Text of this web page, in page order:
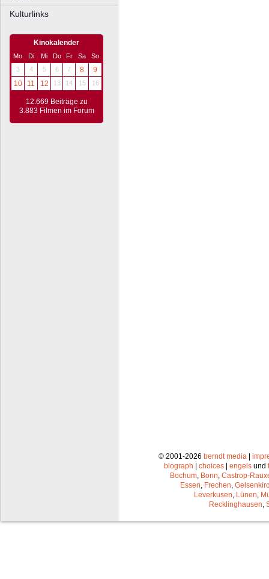
Kulturlinks
Kinokalender
Mo Di Mi Do Fr Sa
So
3
4 5 6 7 8
9
10
11 12 13 14 15 16
12.669 Beiträge zu
3.883 Filmen im Forum
© 2001-2026 berndt media |
biograph | choices | engels und
Bochum Bonn Castrop-
Essen Frechen
Leverkusen Lünen
Recklinghausen